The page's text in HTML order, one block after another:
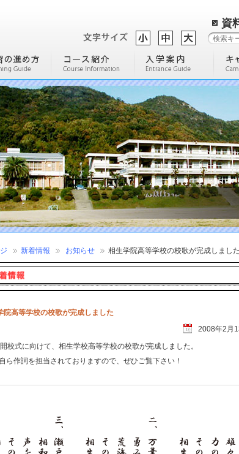
資
新着情報 お知らせ 相生学院高等学校の校歌が完成しました
院高等学校の校歌が完成しました
2008年2月
校式に向けて、相生学校高等学校の校歌が完成しました。
ら作詞を担当されておりますので、ぜひご覧下さい！